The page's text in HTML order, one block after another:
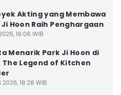
Akting yang Membawa
Ji Hoon Raih Penghargaan
19:06 WIB
Menarik Park Ji Hoon di
The Legend of Kitchen
2026, 18:28 WIB